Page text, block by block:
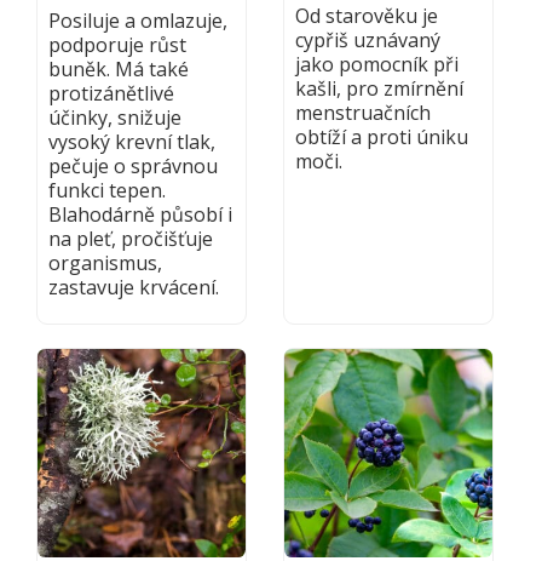
Posiluje a omlazuje,
podporuje růst
buněk. Má také
protizánětlivé
účinky, snižuje
vysoký krevní tlak,
pečuje o správnou
funkci tepen.
Blahodárně působí i
na pleť, pročišťuje
organismus,
zastavuje krvácení.
Od starověku je
cypřiš uznávaný
jako pomocník při
kašli, pro zmírnění
menstruačních
obtíží a proti úniku
moči.